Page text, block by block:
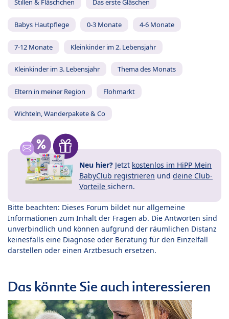
Stillen & Fläschchen Das erste Gläschen
Babys Hautpflege 0-3 Monate 4-6 Monate
7-12 Monate Kleinkinder im 2. Lebensjahr
Kleinkinder im 3. Lebensjahr Thema des Monats
Eltern in meiner Region Flohmarkt
Wichteln, Wanderpakete & Co
Neu hier? Jetzt kostenlos im HiPP Mein
BabyClub registrieren und deine Club-
Vorteile sichern.
Bitte beachten: Dieses Forum bildet nur allgemeine
Informationen zum Inhalt der Fragen ab. Die Antworten sind
unverbindlich und können aufgrund der räumlichen Distanz
keinesfalls eine Diagnose oder Beratung für den Einzelfall
darstellen oder einen Arztbesuch ersetzen.
Das könnte Sie auch interessieren